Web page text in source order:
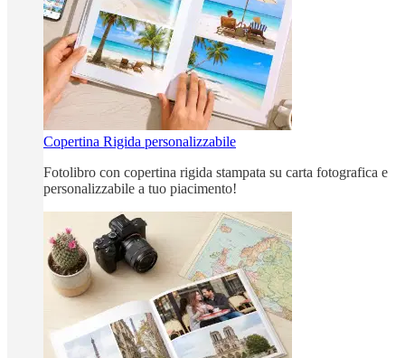
Copertina Rigida personalizzabile
Fotolibro con copertina rigida stampata su carta fotografica e
personalizzabile a tuo piacimento!